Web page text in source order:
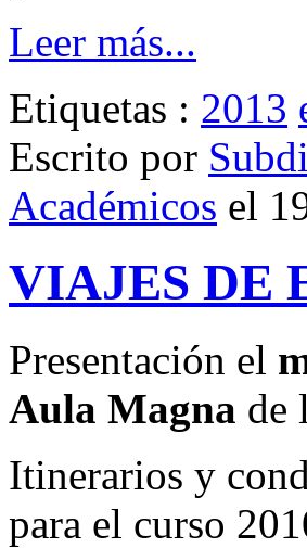
Leer más...
Etiquetas : 2013
Escrito por
Académicos el
VIAJES DE
Presentación el
Aula Magna de
Itinerarios y
para el curso